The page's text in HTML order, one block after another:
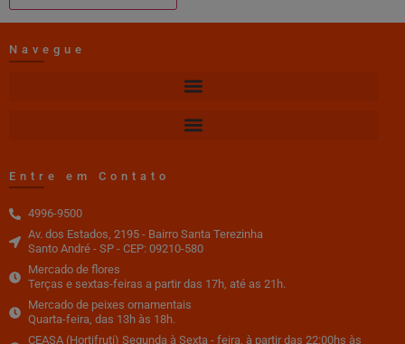
Navegue
Entre em Contato
4996-9500
Av. dos Estados, 2195 - Bairro Santa Terezinha
Santo André - SP - CEP: 09210-580
Mercado de flores
Terças e sextas-feiras a partir das 17h, até as 21h.
Mercado de peixes ornamentais
Quarta-feira, das 13h às 18h.
CEASA (Hortifruti) Segunda à Sexta - feira, à partir das 22:00hs às